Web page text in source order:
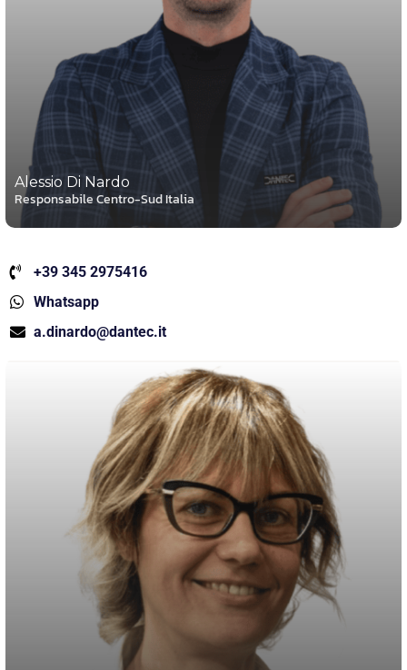
Alessio Di Nardo
Responsabile Centro-Sud Italia
+39 345 2975416
Whatsapp
a.dinardo@dantec.it